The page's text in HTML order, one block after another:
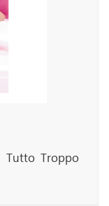
Tutto Troppo